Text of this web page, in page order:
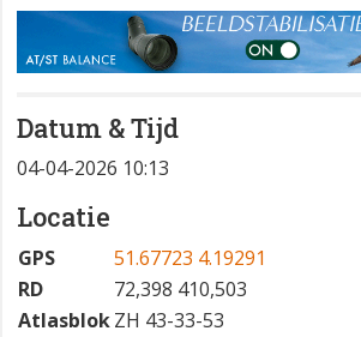
Datum & Tijd
04-04-2026 10:13
Locatie
GPS
51.67723 4.19291
RD
72,398 410,503
AtlasblokZH 43-33-53